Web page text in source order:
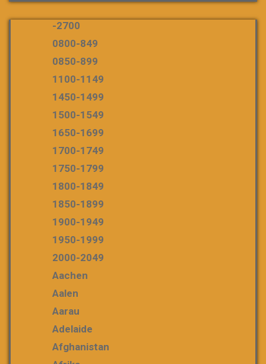
-2700
0800-849
0850-899
1100-1149
1450-1499
1500-1549
1650-1699
1700-1749
1750-1799
1800-1849
1850-1899
1900-1949
1950-1999
2000-2049
Aachen
Aalen
Aarau
Adelaide
Afghanistan